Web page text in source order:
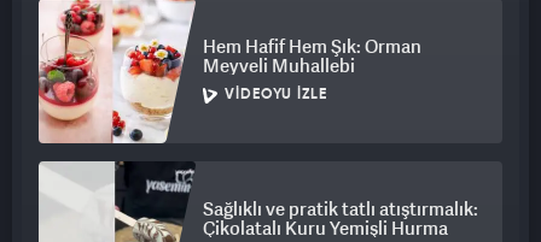
Hem Hafif Hem Şık: Orman
Meyveli Muhallebi
VIDEOYU İZLE
Sağlıklı ve pratik tatlı atıştırmalık:
Çikolatalı Kuru Yemişli Hurma